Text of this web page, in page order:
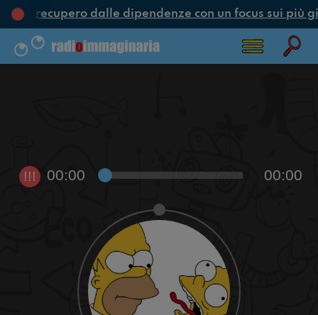
e recupero dalle dipendenze con un focus sui più
!!! 00:00 00:00